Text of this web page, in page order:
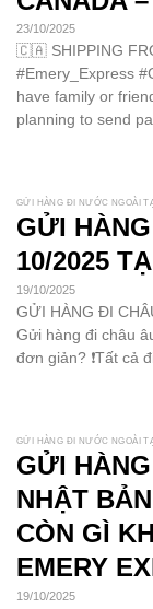
23/10/2025
🇨🇦 SHIPPING
#Emery_Express
have family or
planning to send
GỬI HÀNG ĐI NƯỚC NGOÀI
GỬI
10/2025
19/10/2025
GỬI HÀNG ĐI
Gửi hàng đi châu
đơn giản? ❗Tất cả
GỬI HÀNG ĐI NƯỚC NGOÀI
GỬI
NHẬT
CÒN GÌ
EMERY
19/10/2025